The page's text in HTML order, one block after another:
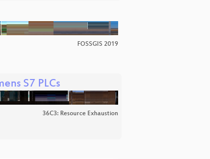
FOSSGIS 2019
S7 PLCs
36C3: Resource Exhaustion